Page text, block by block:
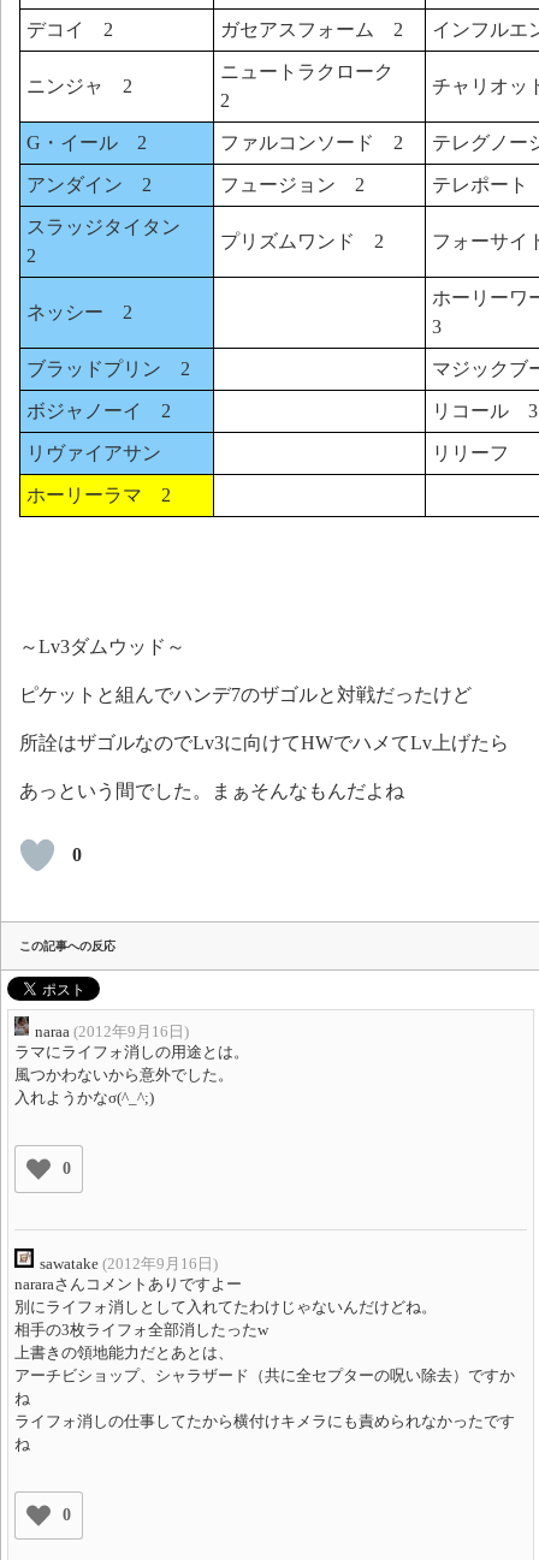
デコイ 2 ガセアスフォーム 2 インフル
ニンジャ 2
ニュートラクローク
2
チャリオッ
G・イール 2 ファルコンソード 2 テレグノー
アンダイン 2 フュージョン 2 テレポー
スラッジタイタン
2
プリズムワンド 2 フォーサ
ネッシー 2
ホーリー
3
ブラッドプリン 2 マジックブ
ボジャノーイ 2 リコール 3
リヴァイアサン リリーフ
ホーリーラマ 2
～Lv3ダムウッド～
ピケットと組んでハンデ7のザゴルと対戦だったけど
所詮はザゴルなのでLv3に向けてHWでハメてLv上げたら
あっという間でした。まぁそんなもんだよね
0
この記事への反応
naraa (2012年9月16日)
ラマにライフォ消しの用途とは。
風つかわないから意外でした。
入れようかなσ(^_^;)
0
sawatake (2012年9月16日)
nararaさんコメントありですよー
別にライフォ消しとして入れてたわけじゃないんだけどね。
相手の3枚ライフォ全部消したったw
上書きの領地能力だとあとは、
アーチビショップ、シャラザード（共に全セプターの呪い除去）ですか
ね
ライフォ消しの仕事してたから横付けキメラにも責められなかったです
ね
0